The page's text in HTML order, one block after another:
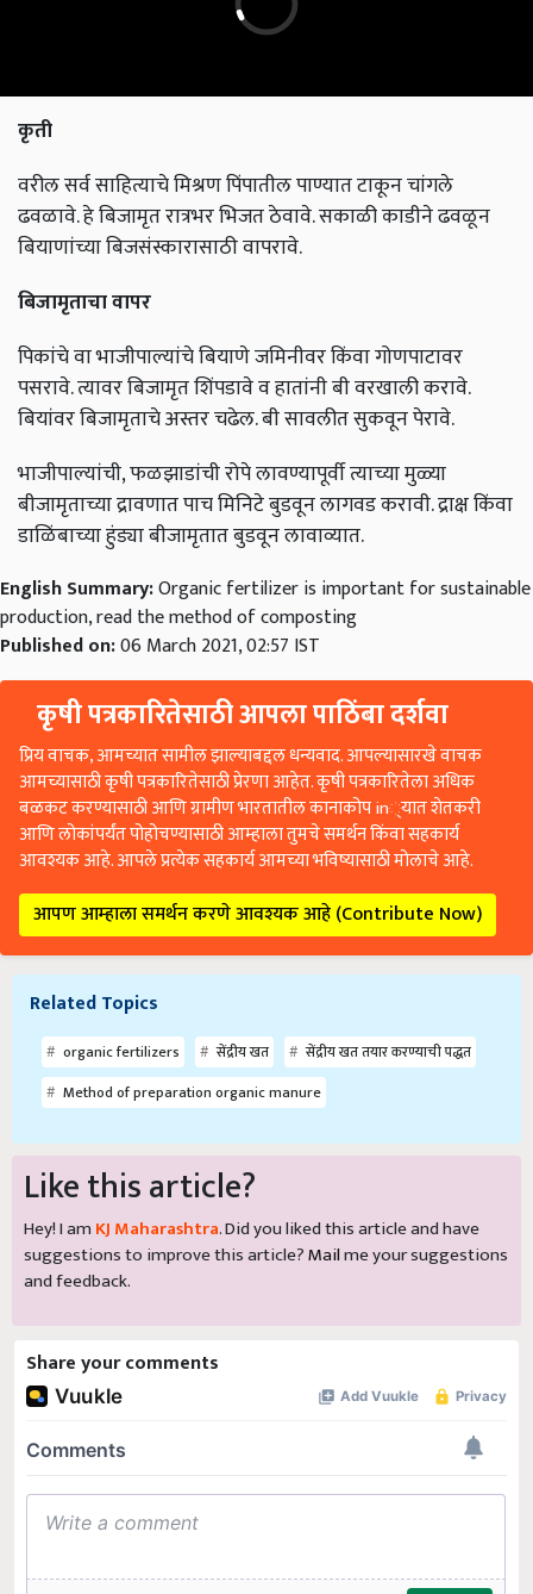
कृती
ढवळावे. हे बिजामृत रात्रभर भिजत ठेवावे. सकाळी काडीने ढवळून
बियाणांच्या बिजसंस्कारासाठी वापरावे.
पसरावे. त्यावर बिजामृत शिंपडावे व हातांनी बी वरखाली करावे.
बियांवर बिजामृताचे अस्तर चढेल. बी सावलीत सुकवून पेरावे.
बीजामृताच्या द्रावणात पाच मिनिटे बुडवून लागवड करावी. द्राक्ष किंवा
डाळिंबाच्या हुंड्या बीजामृतात बुडवून लावाव्यात.
production, read the method of composting
Published on:06 March 2021, 02:57 IST
कृषी पत्रकारितेसाठी आपला पाठिंबा दर्शवा
प्रिय वाचक, आमच्यात सामील झाल्याबद्दल धन्यवाद. आपल्यासारखे वाचक
आमच्यासाठी कृषी पत्रकारितेसाठी प्रेरणा आहेत. कृषी पत्रकारितेला अधिक
बळकट करण्यासाठी आणि ग्रामीण भारतातील कानाकोप in्यात शेतकरी
आणि लोकांपर्यंत पोहोचण्यासाठी आम्हाला तुमचे समर्थन किंवा सहकार्य
आवश्यक आहे. आपले प्रत्येक सहकार्य आमच्या भविष्यासाठी मोलाचे आहे.
आपण आम्हाला समर्थन करणे आवश्यक आहे (Contribute Now)
Method of preparation organic manure
Like this article?
Hey! I amKJ Maharashtra. Did you liked this article and have
suggestions to improve this article?Mailme your suggestions
and feedback.